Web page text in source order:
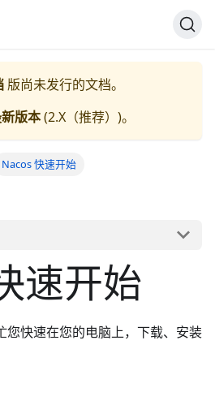
版尚未发行的文档。
版本(2.X（推荐） )。
Nacos 快速开始
速开始
您快速在您的电脑上，下载、安装